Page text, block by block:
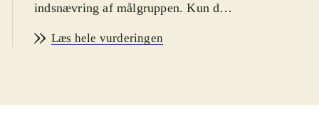
indsnævring af målgruppen. Kun de
være med, og man skal være mindst
bilernes indstillinger. Sproget er
Læs hele vurderingen